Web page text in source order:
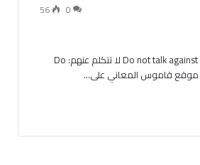
0
56
لا تتكلم عليهم: Do not talk against them لا تتكلم عنهم: Do